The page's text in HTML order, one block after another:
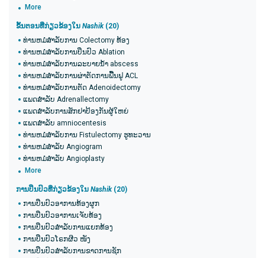
More
ຂັ້ນຕອນທີ່ກ່ຽວຂ້ອງໃນ Nashik(20​)
ທ່ານຫມໍສໍາລັບການ Colectomy ທ້ອງ
ທ່ານຫມໍສໍາລັບການປິ່ນປົວ Ablation
ທ່ານຫມໍສໍາລັບການລະບາຍນ້ໍາ abscess
ທ່ານຫມໍສໍາລັບການຜ່າຕັດການຟື້ນຟູ ACL
ທ່ານຫມໍສໍາລັບການຕັດ Adenoidectomy
ແພດສໍາລັບ Adrenallectomy
ແພດສໍາລັບການສັກຢາປ້ອງກັນຜູ້ໃຫຍ່
ແພດສໍາລັບ amniocentesis
ທ່ານຫມໍສໍາລັບການ Fistulectomy ຮູທະວານ
ທ່ານຫມໍສໍາລັບ Angiogram
ທ່ານຫມໍສໍາລັບ Angioplasty
More
ການປິ່ນປົວທີ່ກ່ຽວຂ້ອງໃນ Nashik(20​)
ການປິ່ນປົວອາການທ້ອງຜູກ
ການປິ່ນປົວອາການເຈັບທ້ອງ
ການປິ່ນປົວສໍາລັບການແຍກທ້ອງ
ການປິ່ນປົວໂຣກຜີວ ໜັງ
ການປິ່ນປົວສໍາລັບການຂາດການຊັກ